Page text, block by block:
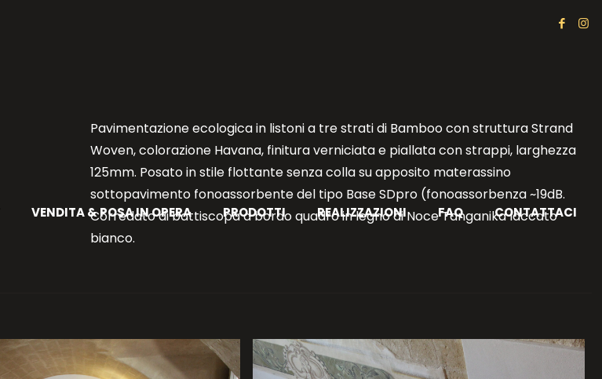
VENDITA & POSA IN OPERA PRODOTTI REALIZZAZIONI FAQ CONTATTACI
Pavimentazione ecologica in listoni a tre strati di Bamboo con struttura Strand
Woven, colorazione Havana, finitura verniciata e piallata con strappi, larghezza
125mm. Posato in stile flottante senza colla su apposito materassino
sottopavimento fonoassorbente del tipo Base SDpro (fonoassorbenza ~19dB.
Corredato di battiscopa a bordo quadro in legno di Noce Tanganika laccato
bianco.